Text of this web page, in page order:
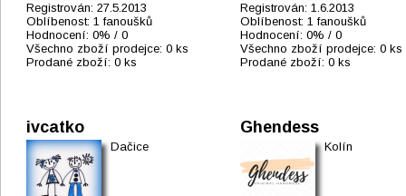
Registrován: 27.5.2013
Oblíbenost: 1 fanoušků
Hodnocení: 0% / 0
Všechno zboží prodejce: 0 ks
Prodané zboží: 0 ks
Registrován: 1.6.2013
Oblíbenost: 1 fanoušků
Hodnocení: 0% / 0
Všechno zboží prodejce: 0 ks
Prodané zboží: 0 ks
ivcatko
Dačice
Ghendess
Kolín